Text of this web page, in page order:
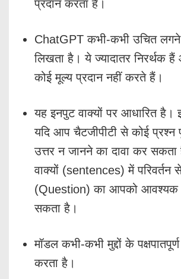
प्रदान करता है।
ChatGPT कभी-कभी उचित लगने
लिखता है। ये ज्यादातर निरर्थक
कोई मूल्य प्रदान नहीं करते हैं।
यह इनपुट वाक्यों पर आधारित है।
यदि आप चैटजीपीटी से कोई प्रश्न
उत्तर न जानने का दावा कर
वाक्यों (sentences) में परिवर्तन
(Question) का आपको आवश्यक
सकता है।
मॉडल कभी-कभी मुद्दों के
करता है।